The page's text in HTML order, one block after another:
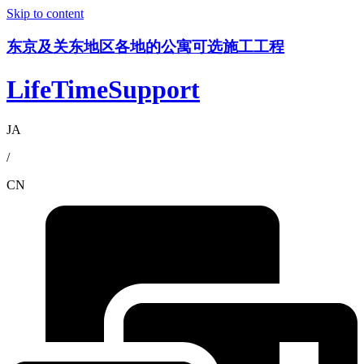
Skip to content
东京及关东地区各地的公寓可选施工工程
LifeTimeSupport
JA
/
CN